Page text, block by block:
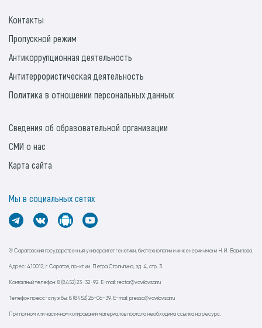
© Саратовский государственный университет генетики, биотехнологии и инженерии имени Н.И. Вавилова.
Адрес: 410012, г. Саратов, пр-кт им. Петра Столыпина, зд. 4, стр. 3.
Контактный телефон: 8 (8452) 23-32-92. E-mail: rector@vavilovsar.ru
Телефон пресс-службы: 8 (8452) 26-06-39. E-mail: pressa@vavilovsar.ru
При полном или частичном копировании материалов портала необходима ссылка на ресурс.
Контакты
Пропускной режим
Антикоррупционная деятельность
Антитеррористическая деятельность
Политика в отношении персональных данных
Сведения об образовательной организации
СМИ о нас
Карта сайта
Мы в социальных сетях